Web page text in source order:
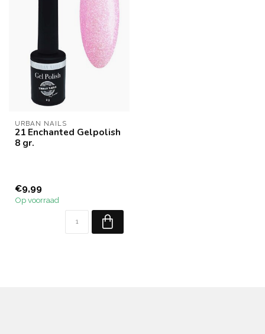
URBAN NAILS
21 Enchanted Gelpolish
8 gr.
€9,99
Op voorraad